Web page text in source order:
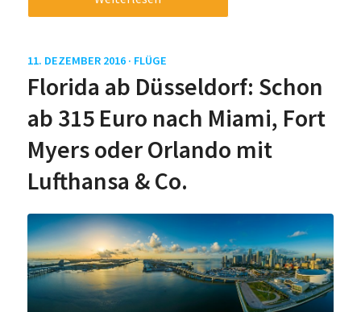
11. DEZEMBER 2016 · FLÜGE
Florida ab Düsseldorf: Schon
ab 315 Euro nach Miami, Fort
Myers oder Orlando mit
Lufthansa & Co.